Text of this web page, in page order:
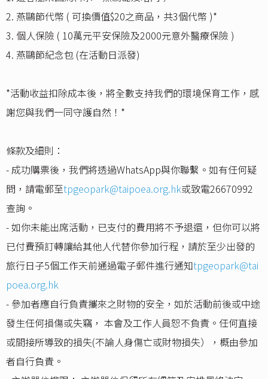
2. 燕鷗節代幣 ( 可換價值$20之商品，共3個代幣 )*
3. 個人保險 ( 10萬元平安保險及2000元意外醫療保險 )
4. 燕鷗節紀念包 (在活動日派發)
*活動收益扣除成本後，將全數支持我們的環境保育工作，感
謝您與我們一同守護自然！*
條款及細則：
- 成功購票後，我們將透過WhatsApp與你聯繫。如有任何疑
問，請電郵至tpgeopark@taipoea.org.hk或致電26670992
查詢。
- 如你未能出席活動，已支付的費用將不予退還，但你可以將
已付費預訂轉讓給其他人代替你參加行程，請於至少出發的
旅行日子5個工作天前通過電子郵件進行通知tpgeopark@tai
poea.org.hk
- 參加者應自行負責攜來之財物的安全，如於活動前後或中途
發生任何損傷或失竊， 本會及工作人員恕不負責。任何直接
或間接所導致的損失(不論人身傷亡或財物損失），概由參加
者自行負責。